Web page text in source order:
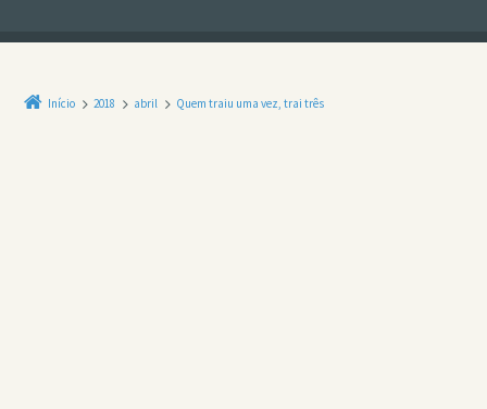
Início 2018 abril Quem traiu uma vez, trai três